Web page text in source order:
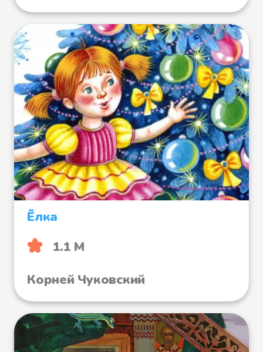
Ёлка
1.1 М
Корней Чуковский